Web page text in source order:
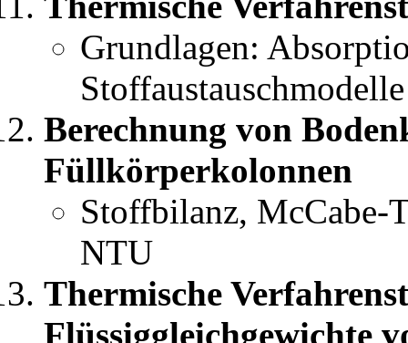
Grundlagen:
Stoffaustauschmodelle
Berechnung von
Füllkörperkolonnen
Stoffbilanz, McCabe-
NTU
Thermische
Flüssiggleichgewichte